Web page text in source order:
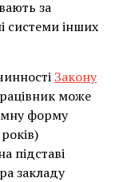
за
системи інших
Закону
може
форму
підставі
закладу